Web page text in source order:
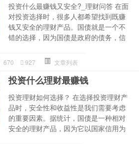
投资什么最赚钱又安全?_理财问答 在面
对投资选择时，很多人都希望找到既赚
钱又安全的理财产品。国债就是一个不
错的选择，因为国债是政府的债务，信
670 927 文章列表
投资什么理财最赚钱
投资理财如何选择？ 在选择投资理财产
品时，安全性和收益性是我们需要考虑
的重要因素。据统计，国债是一种相对
安全的理财产品，因为它以国家信用为